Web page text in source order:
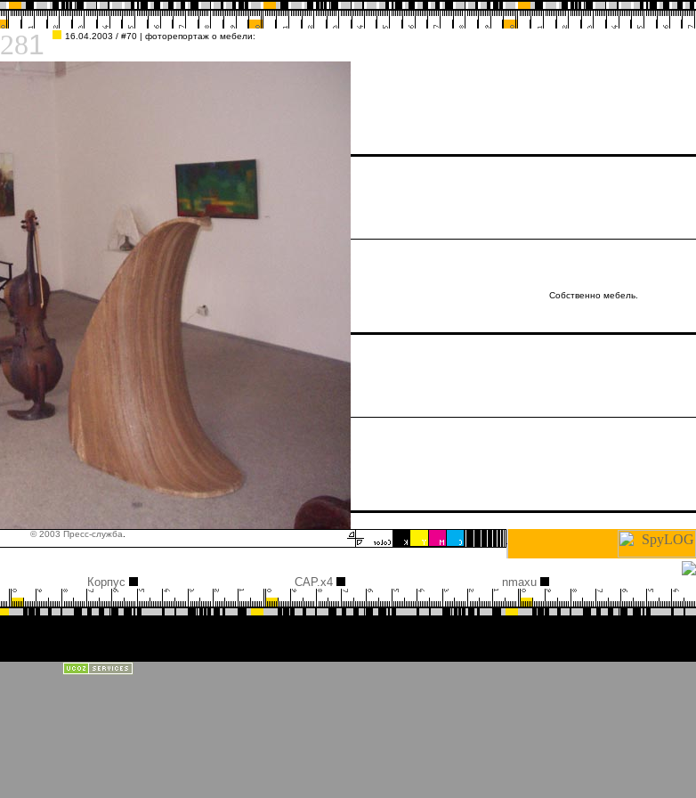
281 16.04.2003 / #70 | фоторепортаж о мебели:
Собственно мебель.
© 2003 Пресс-служба
Корпус САР.x4 nmaxu